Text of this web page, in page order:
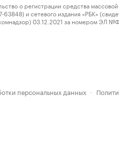
о регистрации средства
и сетевого издания «РБК»
03.12.2021 за номером ЭЛ
персональных данных ·